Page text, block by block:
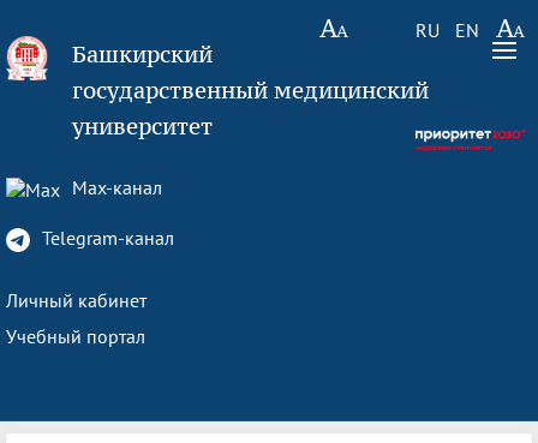
RU EN
Башкирский
государственный медицинский
университет
Max-канал
Telegram-канал
Личный кабинет
Учебный портал